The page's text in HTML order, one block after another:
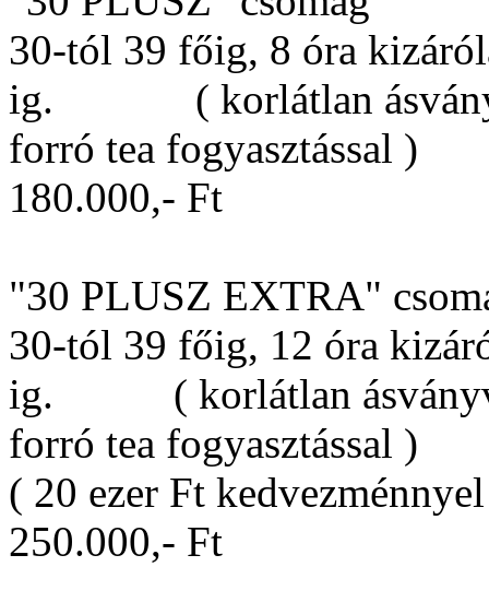
30-tól 39 főig, 8 óra
ig. ( korlátlan
forró tea fogyasztással )
180.000,- Ft
"30 PLUSZ EXTRA"
30-tól 39 főig, 12 óra
ig. ( korlátlan ásványvíz
forró tea fogyasztással )
( 20 ezer Ft
250.000,- Ft